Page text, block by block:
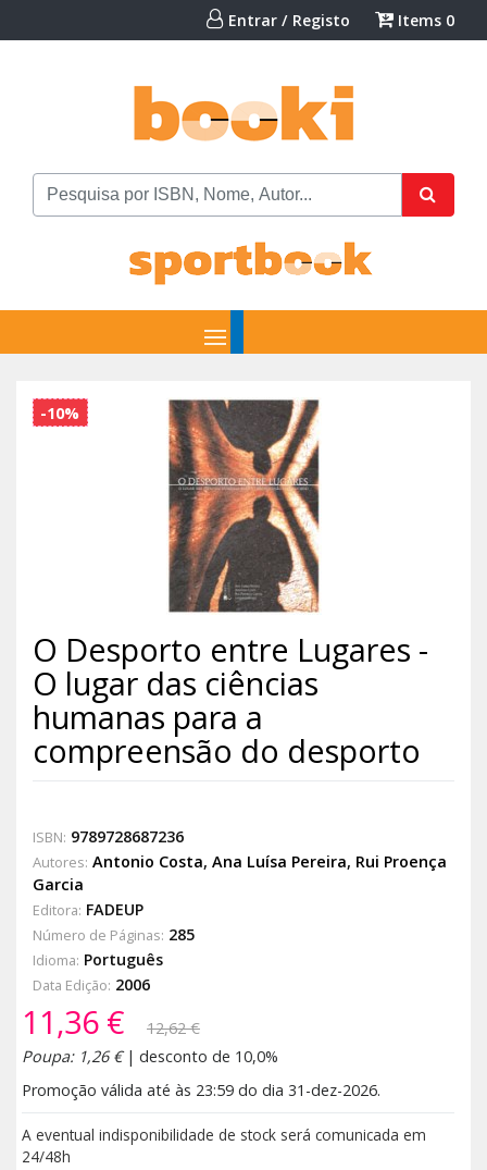
Entrar / Registo Items 0
-10%
O Desporto entre Lugares -
O lugar das ciências
humanas para a
compreensão do desporto
ISBN: 9789728687236
Autores: Antonio Costa, Ana Luísa Pereira, Rui Proença
Garcia
Editora: FADEUP
Número de Páginas: 285
Idioma: Português
Data Edição: 2006
11,36 €
12,62 €
Poupa: 1,26 €| desconto de 10,0%
Promoção válida até às 23:59 do dia 31-dez-2026.
A eventual indisponibilidade de stock será comunicada em
24/48h